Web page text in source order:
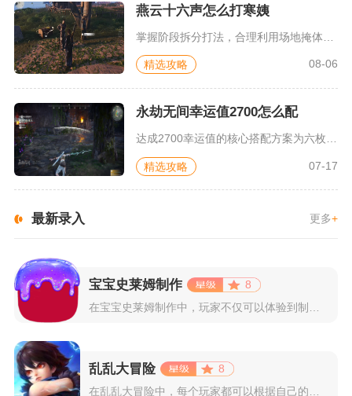
燕云十六声怎么打寒姨
精选攻略 08-06
永劫无间幸运值2700怎么配
达成2700幸运值的核心搭配方案为六枚五级本源气运印记搭配极...
精选攻略 07-17
最新录入 更多+
宝宝史莱姆制作
8
乱乱大冒险
8